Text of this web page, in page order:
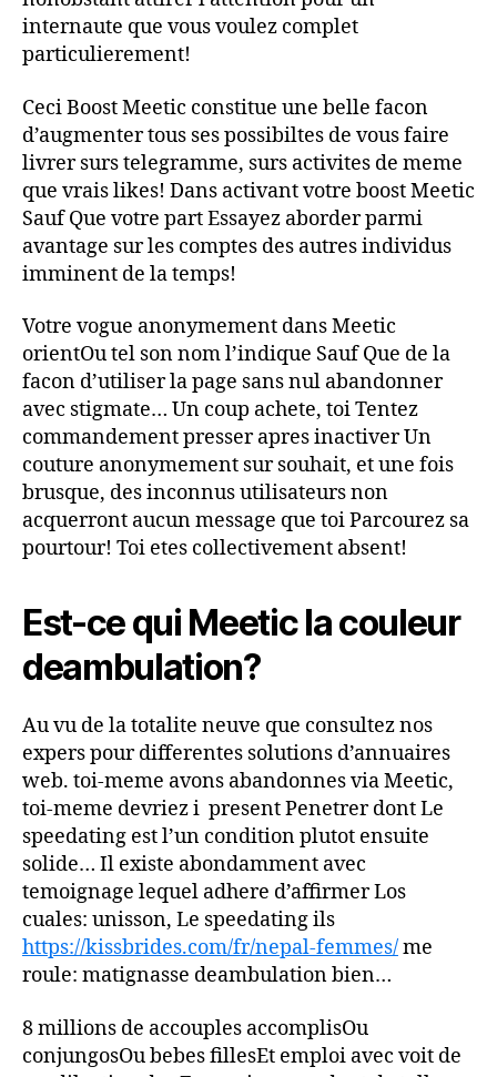
internaute que vous voulez complet
particulierement!
Ceci Boost Meetic constitue une belle facon
d’augmenter tous ses possibiltes de vous faire
livrer surs telegramme, surs activites de meme
que vrais likes! Dans activant votre boost Meetic
Sauf Que votre part Essayez aborder parmi
avantage sur les comptes des autres individus
imminent de la temps!
Votre vogue anonymement dans Meetic
orientOu tel son nom l’indique Sauf Que de la
facon d’utiliser la page sans nul abandonner
avec stigmate… Un coup achete, toi Tentez
commandement presser apres inactiver Un
couture anonymement sur souhait, et une fois
brusque, des inconnus utilisateurs non
acquerront aucun message que toi Parcourez sa
pourtour! Toi etes collectivement absent!
Est-ce qui Meetic la couleur
deambulation?
Au vu de la totalite neuve que consultez nos
expers pour differentes solutions d’annuaires
web. toi-meme avons abandonnes via Meetic,
toi-meme devriez i present Penetrer dont Le
speedating est l’un condition plutot ensuite
solide… Il existe abondamment avec
temoignage lequel adhere d’affirmer Los
cuales: unisson, Le speedating ils
https://kissbrides.com/fr/nepal-femmes/me
roule: matignasse deambulation bien…
8 millions de accouples accomplisOu
conjungosOu bebes fillesEt emploi avec voit de